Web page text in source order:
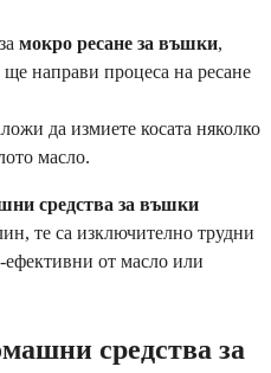
мокро ресане за въшки,
направи процеса на ресане
да измиете косата няколко
масло.
средства за въшки
те са изключително трудни
ефективни от масло или
средства за